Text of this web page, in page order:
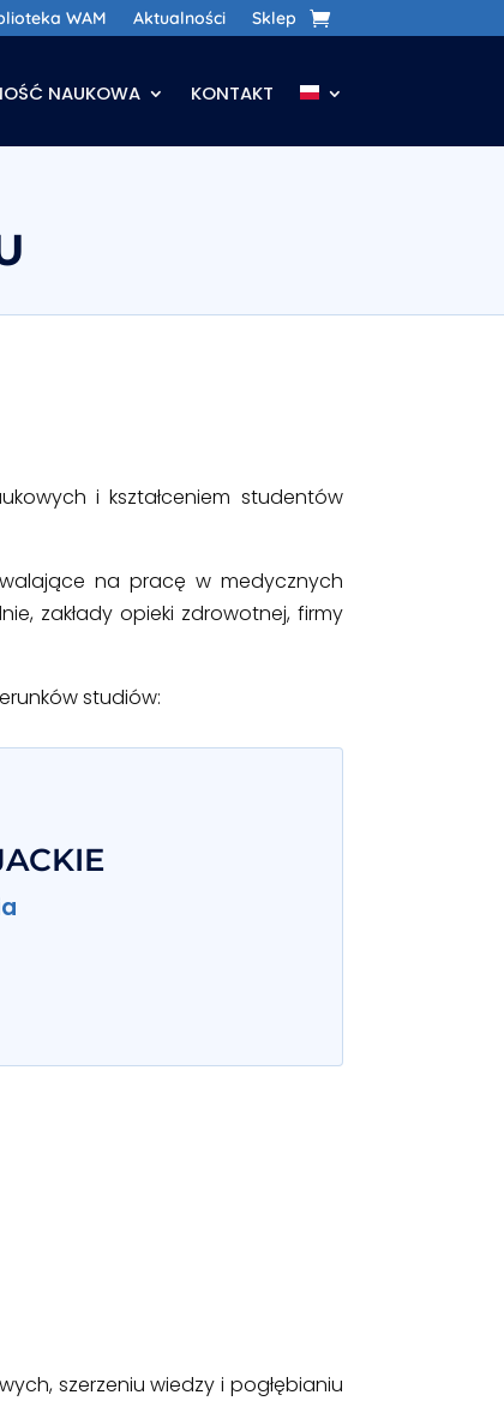
WAM Aktualności Sklep
NAUKOWA KONTAKT
i kształceniem studentów
na pracę w medycznych
zakłady opieki zdrowotnej, firmy
studiów:
szerzeniu wiedzy i pogłębianiu